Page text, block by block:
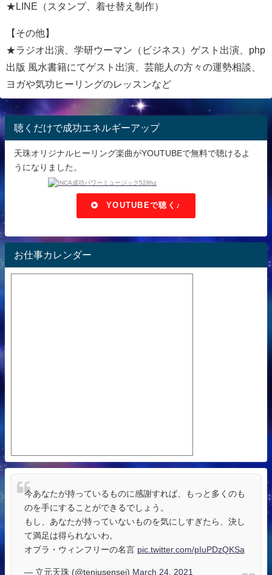
★LINE（スタンプ、着せ替え制作）
【その他】
★ラジオ出演、学研ウーマン（ビジネス）ゲスト出演、php
出版 風水書籍にてゲスト出演、芸能人の方々の運勢相談、
ヨガや気功ヒーリングのレッスンなど
聴くだけで成功エネルギーアップ
天珠オリジナルヒーリング楽曲がYOUTUBEで無料で聴けるよ
うになりました。
YOUTUBEで聴く♪
お仕事カレンダー
今あなたが持っているものに感謝すれば、もっと多くのも
のを手にすることができるでしょう。
もし、あなたが持っていないものを気にしすぎたら、決し
て満足は得られないわ。
オプラ・ウィンフリーの名言 pic.twitter.com/pIuPDzQKSa
— 立元天珠 (@tenjusensei) March 24, 2021